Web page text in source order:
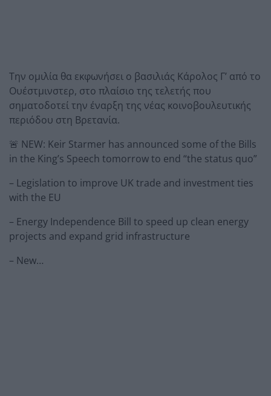
Την ομιλία θα εκφωνήσει ο βασιλιάς Κάρολος Γ’ από το
Ουέστμινστερ, στο πλαίσιο της τελετής που
σηματοδοτεί την έναρξη της νέας κοινοβουλευτικής
περιόδου στη Βρετανία.
🚨 NEW: Keir Starmer has announced some of the Bills
in the King’s Speech tomorrow to end “the status quo”
– Legislation to improve UK trade and investment ties
with the EU
– Energy Independence Bill to speed up clean energy
projects and expand grid infrastructure
– New…